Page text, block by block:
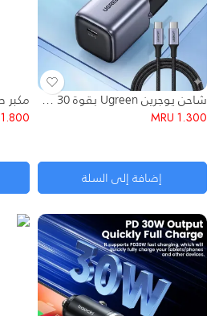
شاحن يوجرين Ugreen بقوة 30 واط بتقنية GaN الذكية – تصميم مدمج وشحن فائق السرعة
1.300
MRU
إضافة إلى السلة
1.800